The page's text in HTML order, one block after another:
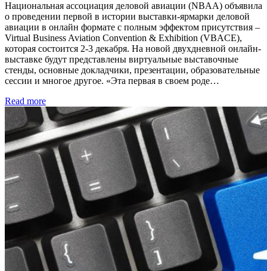
Национальная ассоциация деловой авиации (NBAA) объявила
о проведении первой в истории выставки-ярмарки деловой
авиации в онлайн формате с полным эффектом присутствия –
Virtual Business Aviation Convention & Exhibition (VBACE),
которая состоится 2-3 декабря. На новой двухдневной онлайн-
выставке будут представлены виртуальные выставочные
стенды, основные докладчики, презентации, образовательные
сессии и многое другое. «Эта первая в своем роде…
Read more